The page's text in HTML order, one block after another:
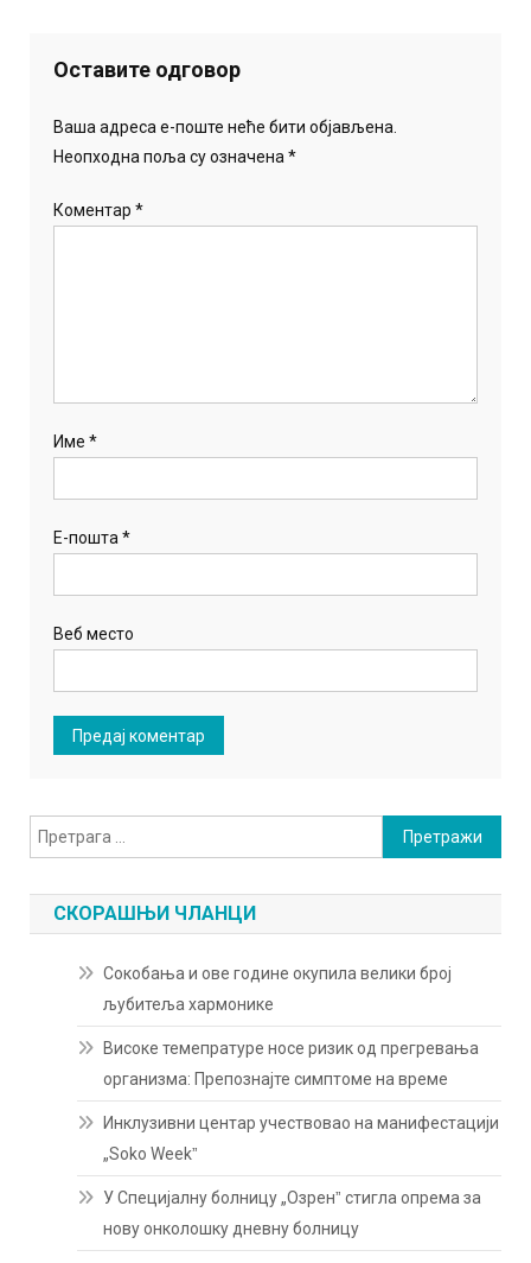
Оставите одговор
Ваша адреса е-поште неће бити објављена.
Неопходна поља су означена*
Коментар*
Име*
Е-пошта*
Веб место
Претрага
за:
СКОРАШЊИ ЧЛАНЦИ
Сокобања и ове године окупила велики број
љубитеља хармонике
Високе темепратуре носе ризик од прегревања
организма: Препознајте симптоме на време
Инклузивни центар учествовао на манифестацији
„Soko Weekˮ
У Специјалну болницу „Озренˮ стигла опрема за
нову онколошку дневну болницу